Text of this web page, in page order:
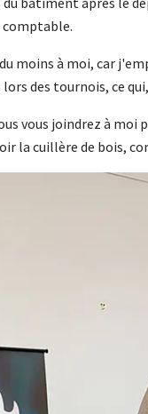
comptable.
moins à moi, car
des tournois, ce
vous joindrez à
la cuillère de bois,